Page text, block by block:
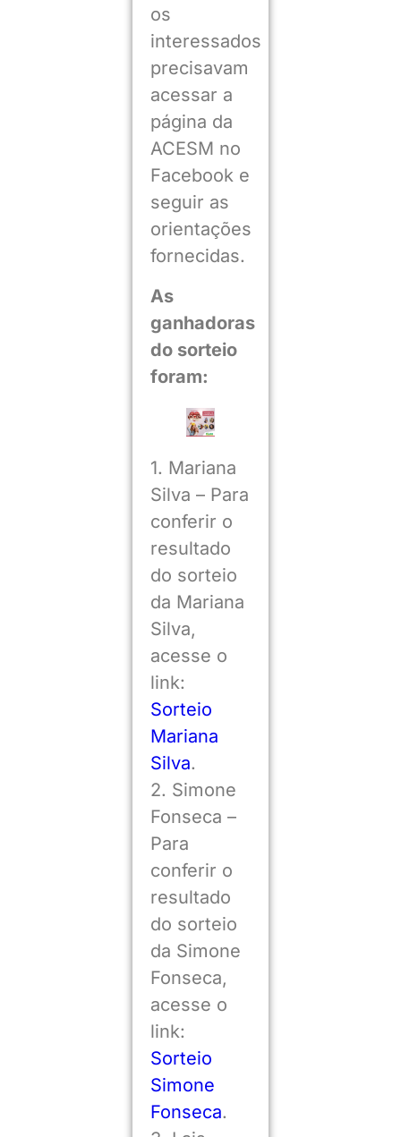
os
interessados
precisavam
acessar a
página da
ACESM no
Facebook e
seguir as
orientações
fornecidas.
As
ganhadoras
do sorteio
foram:
1. Mariana
Silva – Para
conferir o
resultado
do sorteio
da Mariana
Silva,
acesse o
link:
Sorteio
Mariana
Silva.
2. Simone
Fonseca –
Para
conferir o
resultado
do sorteio
da Simone
Fonseca,
acesse o
link:
Sorteio
Simone
Fonseca.